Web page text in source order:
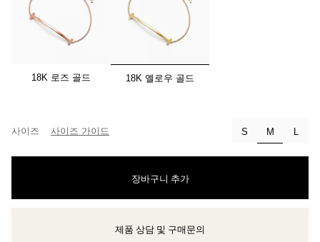
18K 로즈 골드 선택됨
18K 옐로우 골드
사이즈 사이즈 가이드 S M선택됨L
장바구니 추가
클라이언트 어드바이저에게 문의하거나 예약하세요
제품 상담 및 구매문의